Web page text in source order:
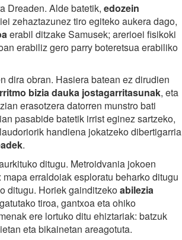
Dreaden. Alde batetik, edozein
zehaztazunez tiro egiteko aukera dago,
erabil ditzake Samusek; arerioei fisikoki
erabiliz gero parry boteretsua erabiliko
dira obran. Hasiera batean ez dirudien
bizia dauka jostagarritasunak, eta
erasotzera datorren munstro bati
pasabide batetik irrist eginez sartzeko,
handiena jokatzeko dibertigarria
.
ditugu. Metroidvania jokoen
mapa erraldoiak esploratu beharko ditugu
ditugu. Horiek gainditzekoabilezia
tiroa, gantxoa eta ohiko
ere lortuko ditu ehiztariak: batzuk
eta bikainetan areagotuta.